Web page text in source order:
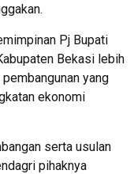
Pj Bupati
Bekasi lebih
yang
ekonomi
serta usulan
pihaknya